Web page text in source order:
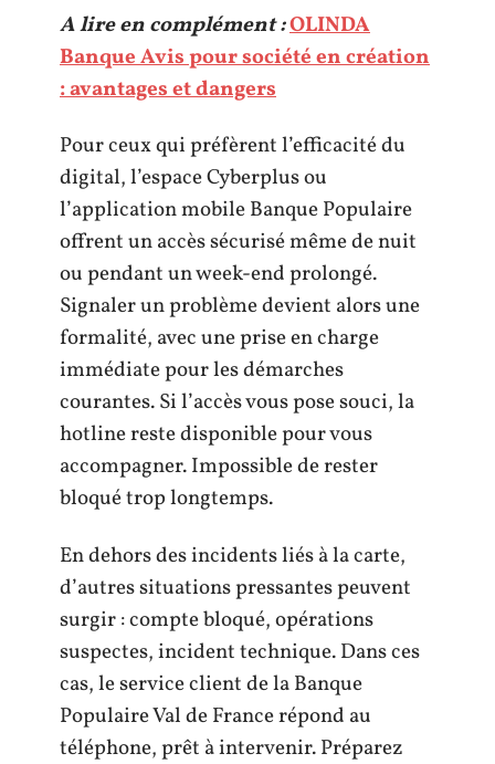
A lire en complément :OLINDA
Banque Avis pour société en création
: avantages et dangers
Pour ceux qui préfèrent l’efficacité du
digital, l’espace Cyberplus ou
l’application mobile Banque Populaire
offrent un accès sécurisé même de nuit
ou pendant un week-end prolongé.
Signaler un problème devient alors une
formalité, avec une prise en charge
immédiate pour les démarches
courantes. Si l’accès vous pose souci, la
hotline reste disponible pour vous
accompagner. Impossible de rester
bloqué trop longtemps.
En dehors des incidents liés à la carte,
d’autres situations pressantes peuvent
surgir : compte bloqué, opérations
suspectes, incident technique. Dans ces
cas, le service client de la Banque
Populaire Val de France répond au
téléphone, prêt à intervenir. Préparez